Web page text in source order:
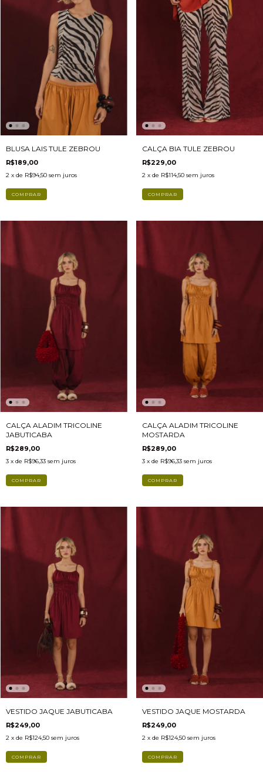
BLUSA LAIS TULE ZEBROU
R$189,00
2 x de R$94,50 sem juros
COMPRAR
CALÇA BIA TULE ZEBROU
R$229,00
2 x de R$114,50 sem juros
COMPRAR
CALÇA ALADIM TRICOLINE
JABUTICABA
R$289,00
3 x de R$96,33 sem juros
COMPRAR
CALÇA ALADIM TRICOLINE
MOSTARDA
R$289,00
3 x de R$96,33 sem juros
COMPRAR
VESTIDO JAQUE JABUTICABA
R$249,00
2 x de R$124,50 sem juros
COMPRAR
VESTIDO JAQUE MOSTARDA
R$249,00
2 x de R$124,50 sem juros
COMPRAR